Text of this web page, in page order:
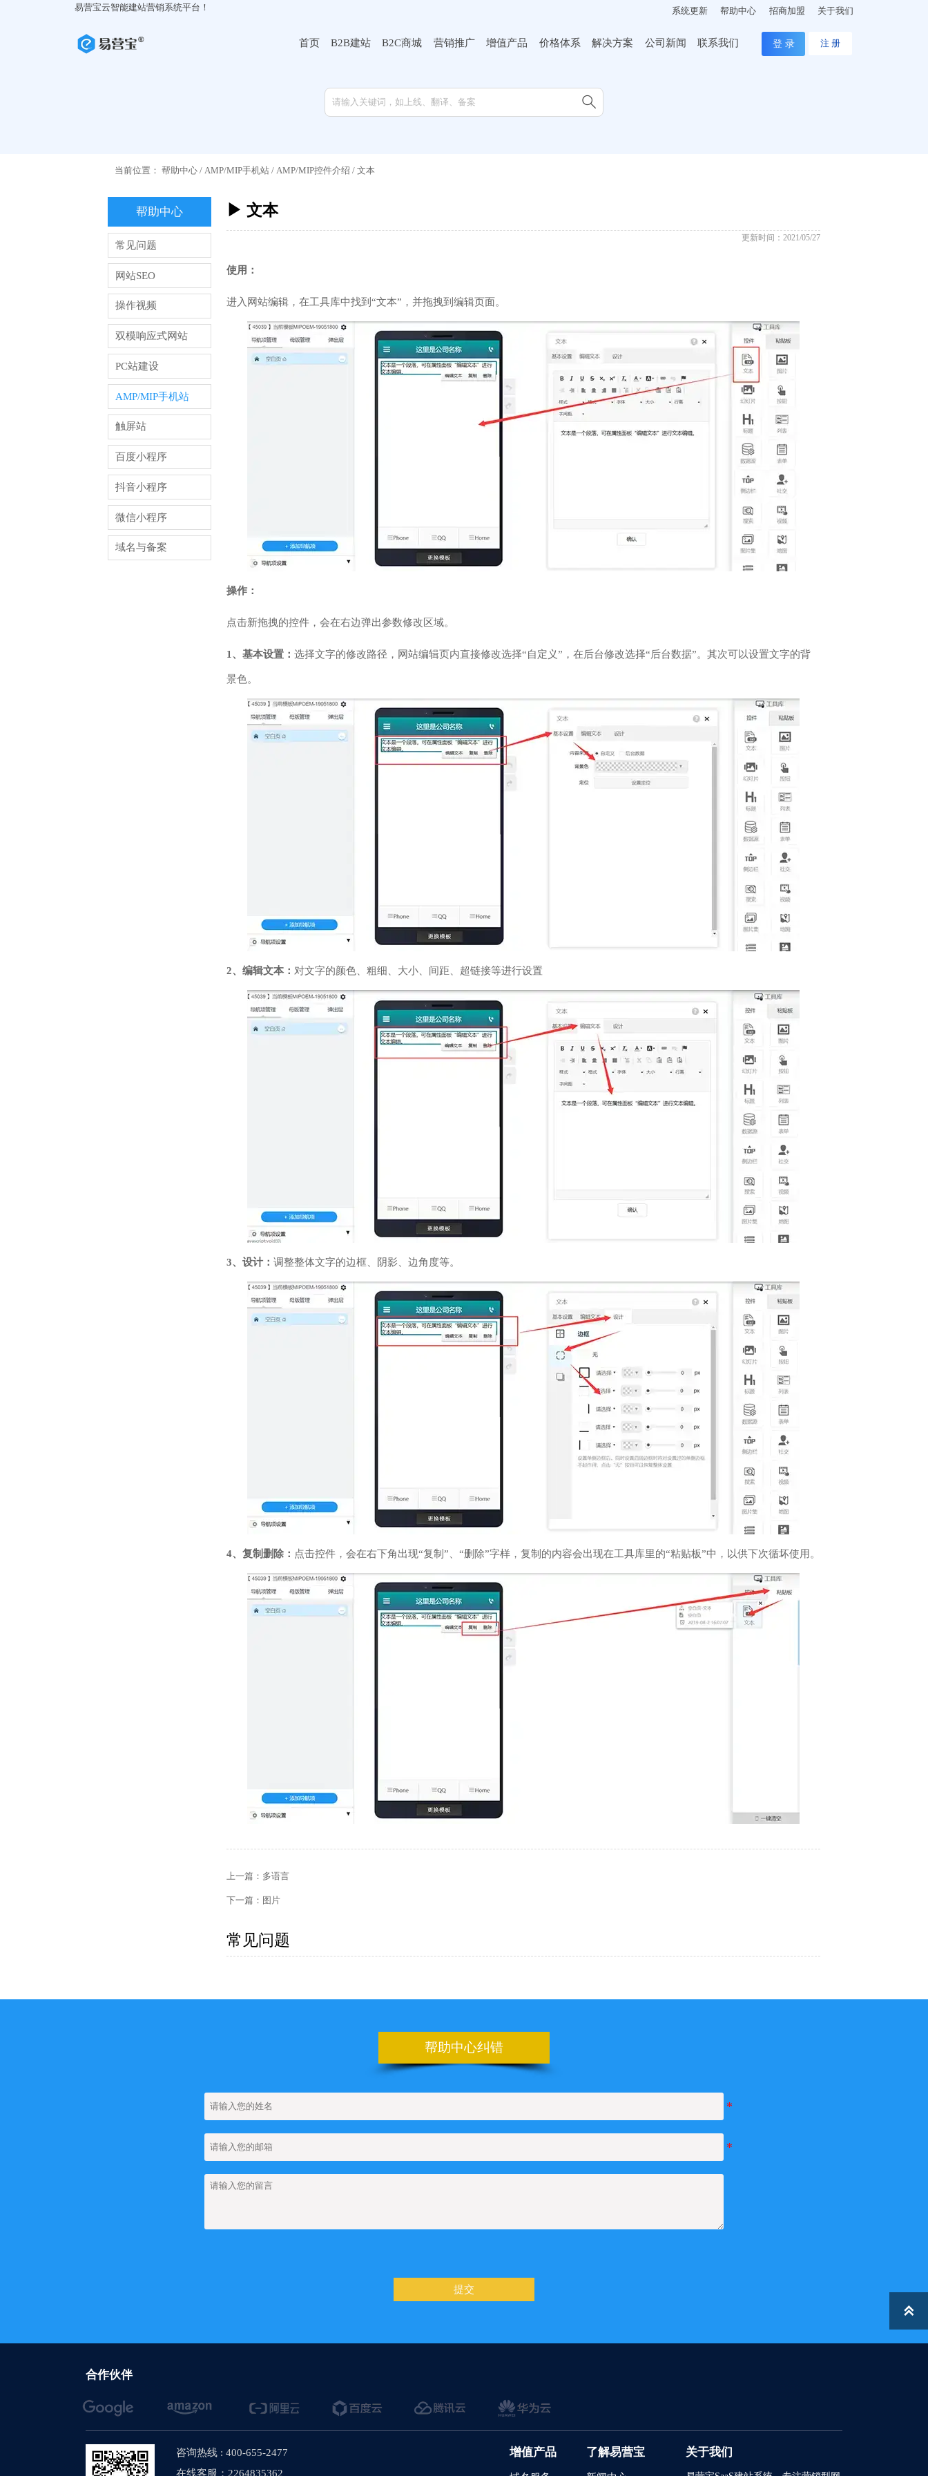
易营宝云智能建站营销系统平台！ 系统更新 帮助中心 招商加盟 关于我们
首页 B2B建站 B2C商城 营销推广 增值产品 价格体系 解决方案 公司新闻 联系我们 登 录 注 册

当前位置： 帮助中心/ AMP/MIP手机站/ AMP/MIP控件介绍 / 文本
帮助中心
常见问题
网站SEO
操作视频
双模响应式网站
PC站建设
AMP/MIP手机站
触屏站
百度小程序
抖音小程序
微信小程序
域名与备案
▶ 文本
更新时间：2021/05/27
使用：
进入网站编辑，在工具库中找到“文本”，并拖拽到编辑页面。
操作：
点击新拖拽的控件，会在右边弹出参数修改区域。
1、基本设置： 选择文字的修改路径，网站编辑页内直接修改选择“自定义”，在后台修改选择“后台数据”。其次可以设置文字的背
景色。
2、编辑文本： 对文字的颜色、粗细、大小、间距、超链接等进行设置
3、设计： 调整整体文字的边框、阴影、边角度等。
4、复制删除： 点击控件，会在右下角出现“复制”、“删除”字样，复制的内容会出现在工具库里的“粘贴板”中，以供下次循坏使用。
上一篇： 多语言
下一篇： 图片
常见问题
帮助中心纠错
提交
合作伙伴
咨询热线 : 400-655-2477
在线客服：2264835362
增值产品 了解易营宝 关于我们
